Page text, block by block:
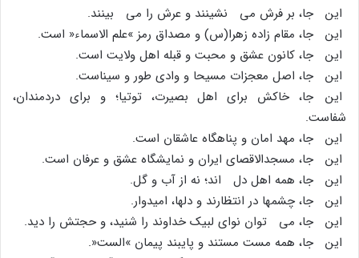
این جا، بر فرش مى نشینند و عرش را مى بینند.
این جا، مقام زاده زهرا(س) و مصداق رمز »علم الاسماء« است.
این جا، کانون عشق و محبت و قبله اهل ولایت است.
این جا، اصل معجزات مسیحا و وادى طور و سیناست.
این جا، خاکش براى اهل بصیرت، توتیا؛ و براى دردمندان،
شفاست.
این جا، مهد امان و پناهگاه عاشقان است.
این جا، مسجدالاقصاى ایران و نمایشگاه عشق و عرفان است.
این جا، همه اهل دل اند؛ نه از آب و گل.
این جا، چشمها در انتظارند و دلها، امیدوار.
این جا، مى توان نواى لبیک خداوند را شنید، و حجتش را دید.
این جا، همه مست مستند و پایبند پیمان »الست«.